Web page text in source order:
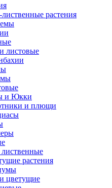
растения
листовые
и Юкки
и плющи
растения
цветущие